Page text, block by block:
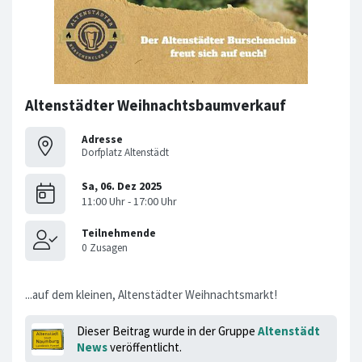
Altenstädter Weihnachtsbaumverkauf
Adresse
Dorfplatz Altenstädt
...auf dem kleinen, Altenstädter Weihnachtsmarkt!
Dieser Beitrag wurde in der Gruppe Altenstädt
Newsveröffentlicht.